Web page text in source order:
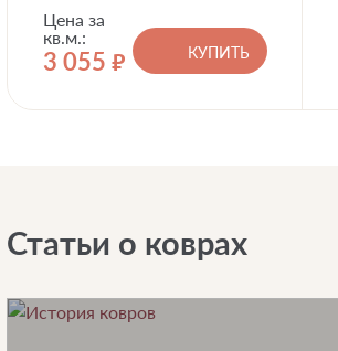
Цена за
кв.м.:
3 055 руб.
КУПИТЬ
Статьи о коврах